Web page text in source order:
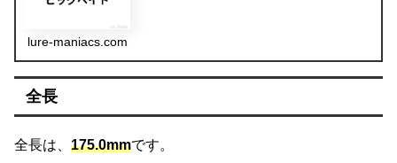
lure-maniacs.com
全長
全長は、 175.0mmです。